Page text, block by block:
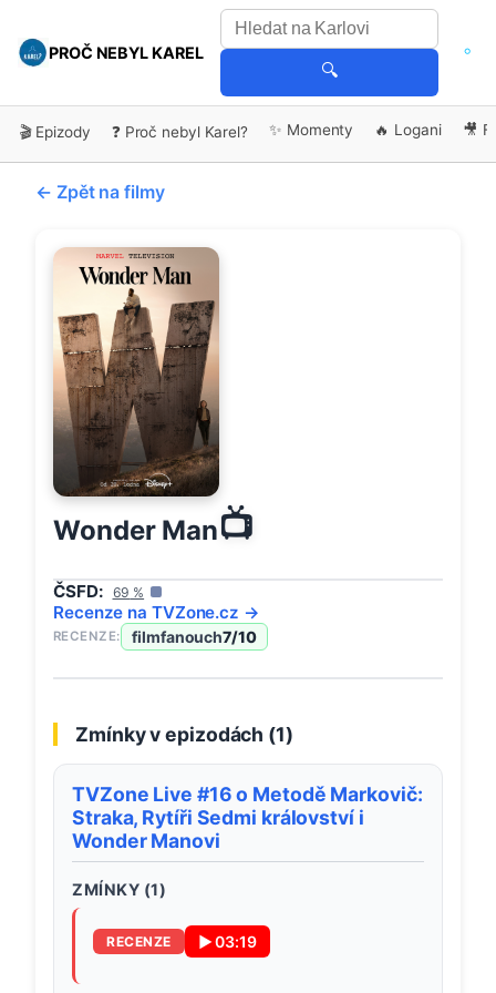
PROČ NEBYL KAREL
🔍
🎬 Epizody ❓ Proč nebyl Karel? ✨ Momenty 🔥 Logani 🎥
← Zpět na filmy
Wonder Man📺
ČSFD: 69 %
Recenze na TVZone.cz →
RECENZE: filmfanouch7/10
Zmínky v epizodách (1)
TVZone Live #16 o Metodě Markovič:
Straka, Rytíři Sedmi království i
Wonder Manovi
ZMÍNKY (1)
RECENZE ▶03:19